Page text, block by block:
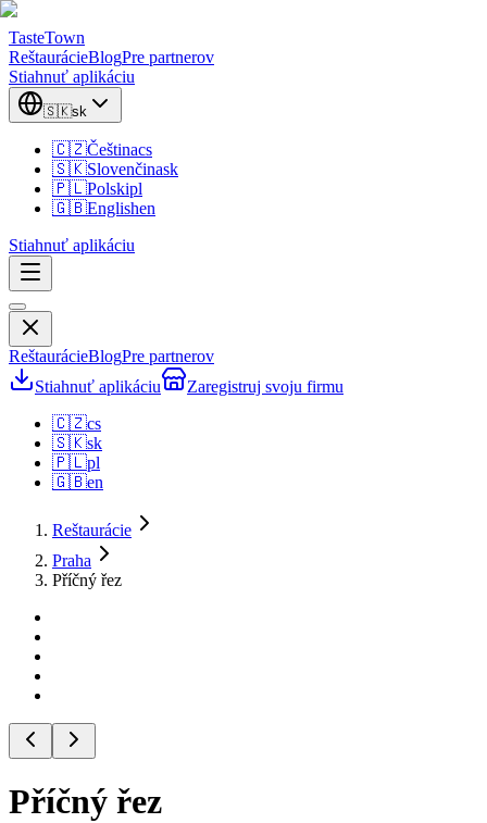
TasteTown
ReštaurácieBlogPre partnerov
Stiahnuť aplikáciu
🇸🇰sk
🇨🇿Češtinacs
🇸🇰Slovenčinask
🇵🇱Polskipl
🇬🇧Englishen
Stiahnuť aplikáciu
ReštaurácieBlogPre partnerov
Stiahnuť aplikáciu
Zaregistruj svoju firmu
🇨🇿cs
🇸🇰sk
🇵🇱pl
🇬🇧en
Reštaurácie
Praha
Příčný řez
Příčný řez